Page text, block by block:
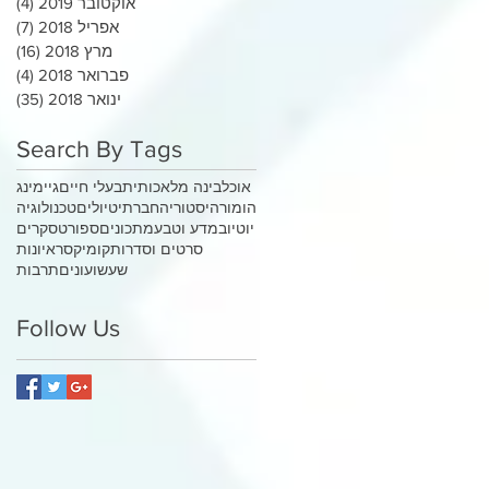
אפריל 2018
(7)
מרץ 2018
(16)
פברואר 2018
(4)
ינואר 2018
(35)
Search By Tags
אוכלבינה מלאכותיתבעלי חייםגיימינג
הומורהיסטוריהחברתיטיוליםטכנולוגיה
יוטיובמדע וטבעמתכוניםספורטסקרים
סרטים וסדרותקומיקסראיונות
שעשועוניםתרבות
Follow Us